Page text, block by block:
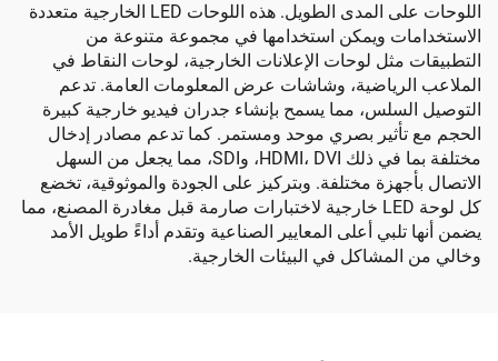
اللوحات على المدى الطويل. هذه اللوحات LED الخارجية متعددة
ويمكن استخدامها في مجموعة متنوعة من
لوحات الإعلانات الخارجية، لوحات النقاط في
وشاشات عرض المعلومات العامة. تدعم
مما يسمح بإنشاء جدران فيديو خارجية كبيرة
بصري موحد ومستمر. كما تدعم مصادر إدخال
مختلفة بما في ذلك HDMI، DVI، وSDI، مما يجعل من السهل
مختلفة. وبتركيز على الجودة والموثوقية، تخضع
كل لوحة LED خارجية لاختبارات صارمة قبل مغادرة المصنع، مما
أعلى المعايير الصناعية وتقدم أداءً طويل الأمد
في البيئات الخارجية.